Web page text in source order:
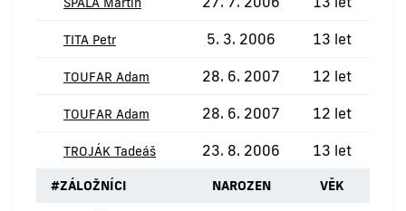
TITA Petr 5. 3. 2006 13 let
TOUFAR Adam 28. 6. 2007 12 let
TOUFAR Adam 28. 6. 2007 12 let
TROJÁK Tadeáš 23. 8. 2006 13 let
#ZÁLOŽNÍCI NAROZEN VĚK